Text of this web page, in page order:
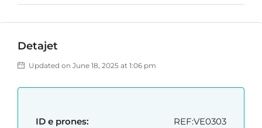
Detajet
Updated on June 18, 2025 at 1:06 pm
ID e prones: REF:VE0303